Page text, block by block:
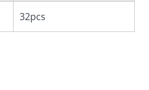
32pcs